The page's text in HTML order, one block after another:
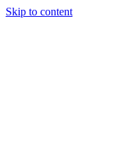
Skip to content